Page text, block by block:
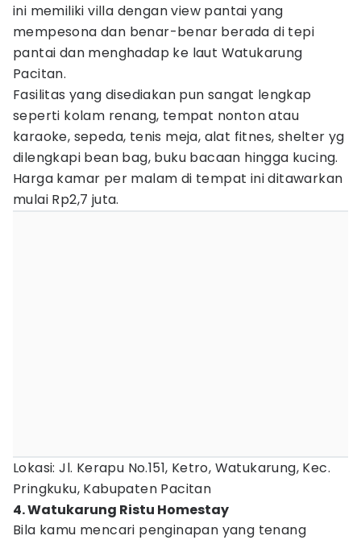
ini memiliki villa dengan view pantai yang
mempesona dan benar-benar berada di tepi
pantai dan menghadap ke laut Watukarung
Pacitan.
Fasilitas yang disediakan pun sangat lengkap
seperti kolam renang, tempat nonton atau
karaoke, sepeda, tenis meja, alat fitnes, shelter yg
dilengkapi bean bag, buku bacaan hingga kucing.
Harga kamar per malam di tempat ini ditawarkan
mulai Rp2,7 juta.
Lokasi: Jl. Kerapu No.151, Ketro, Watukarung, Kec.
Pringkuku, Kabupaten Pacitan
4. Watukarung Ristu Homestay
Bila kamu mencari penginapan yang tenang